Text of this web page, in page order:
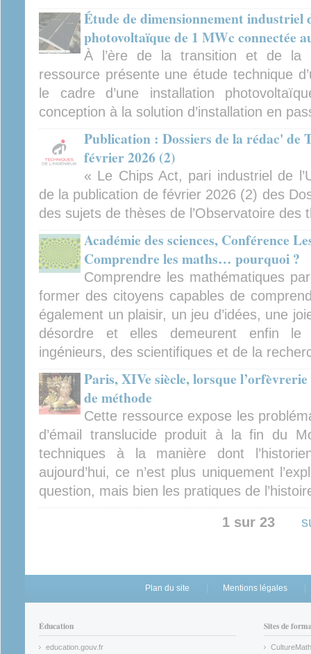
Étude de dimensionnement industriel
photovoltaïque de 1 MWc connectée
À l’ère de la transition et de la
ressource présente une étude technique
le cadre d’une installation
conception à la solution d’installation en
Publication : Dossiers de la rédac' de
février 2026 (2)
« Le Chips Act, pari industriel de
de la publication de février 2026 (2) des
des sujets de thèses de l’Observatoire des
Académie des sciences, Conférence
Comprendre les maths… pourquoi ?
Comprendre les mathématiques
former des citoyens capables de
également un plaisir, un jeu d’idées, une
désordre et elles demeurent enfin le
ingénieurs, des scientifiques et de la
Paris, XIVe siècle, lorsque
de méthode
Cette ressource expose les
d’émail translucide produit à la fin du
techniques à la manière dont
aujourd’hui, ce n’est plus uniquement
question, mais bien les pratiques de
1 sur 23
Plan du site Mentions légales
Éducation
education.gouv.fr
Sites de
CultureMath